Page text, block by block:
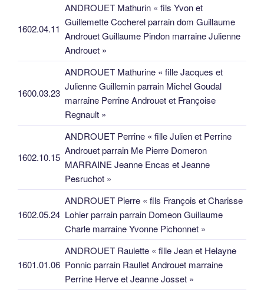
1602.04.11
ANDROUET Mathurin « fils Yvon et
Guillemette Cocherel parrain dom Guillaume
Androuet Guillaume Pindon marraine Julienne
Androuet »
1600.03.23
ANDROUET Mathurine « fille Jacques et
Julienne Guillemin parrain Michel Goudal
marraine Perrine Androuet et Françoise
Regnault »
1602.10.15
ANDROUET Perrine « fille Julien et Perrine
Androuet parrain Me Pierre Domeron
MARRAINE Jeanne Encas et Jeanne
Pesruchot »
1602.05.24
ANDROUET Pierre « fils François et Charisse
Lohier parrain parrain Domeon Guillaume
Charle marraine Yvonne Pichonnet »
1601.01.06
ANDROUET Raulette « fille Jean et Helayne
Ponnic parrain Raullet Androuet marraine
Perrine Herve et Jeanne Josset »